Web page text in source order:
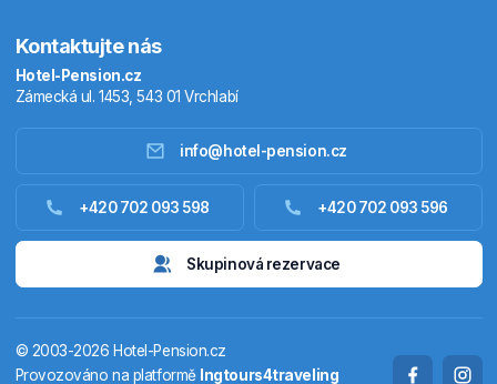
Ubytování zahraniční
Termály
Kontaktujte nás
Hotel-Pension.cz
Zámecká ul. 1453, 543 01 Vrchlabí
info@hotel-pension.cz
+420 702 093 598 +420 702 093 596
Skupinová rezervace
© 2003-2026 Hotel-Pension.cz
Provozováno na platformě Ingtours4traveling